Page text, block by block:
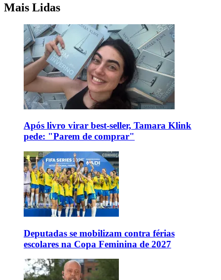
Mais Lidas
Após livro virar best-seller, Tamara Klink
pede: "Parem de comprar"
Deputadas se mobilizam contra férias
escolares na Copa Feminina de 2027